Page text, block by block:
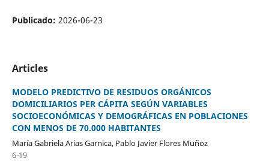
Publicado: 2026-06-23
Articles
MODELO PREDICTIVO DE RESIDUOS ORGÁNICOS
DOMICILIARIOS PER CÁPITA SEGÚN VARIABLES
SOCIOECONÓMICAS Y DEMOGRÁFICAS EN POBLACIONES
CON MENOS DE 70.000 HABITANTES
María Gabriela Arias Garnica, Pablo Javier Flores Muñoz
6-19